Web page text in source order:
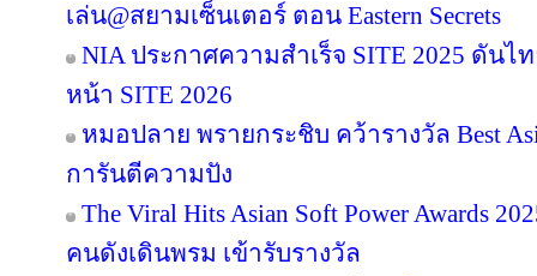
เล่น@สยามเซ็นเตอร์ ตอน Eastern Secrets
NIA ประกาศความสำเร็จ SITE 2025 ดัน
หน้า SITE 2026
หมอปลาย พรายกระชิบ คว้ารางวัล Best
การันตีความปัง
The Viral Hits Asian Soft Power Awards
คนดังเดินพรม เข้ารับรางวัล